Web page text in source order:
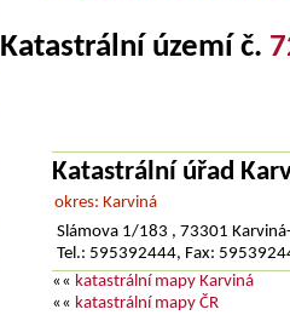
Katastrální území č.
Katastrální úřad
okres: Karviná
Slámova 1/183 , 73301
Tel.: 595392444, Fax:
«« katastrální mapy Karviná
«« katastrální mapy ČR